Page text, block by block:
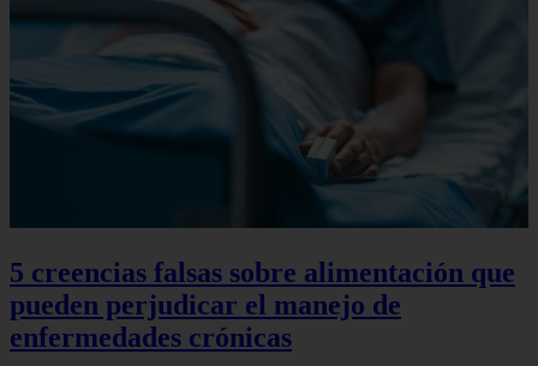
5 creencias falsas sobre alimentación que
pueden perjudicar el manejo de
enfermedades crónicas